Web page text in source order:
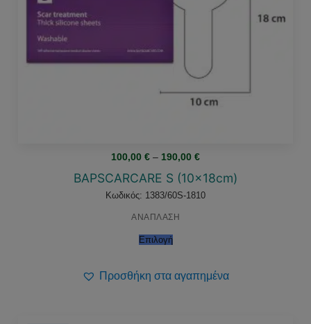
100,00 € – 190,00 €Price
100,00 €
through
190,00 €
BAPSCARCARE S (10x18cm)
Κωδικός: 1383/60S-1810
ΑΝΑΠΛΑΣΗ
Επιλογή
Προσθήκη στα αγαπημένα